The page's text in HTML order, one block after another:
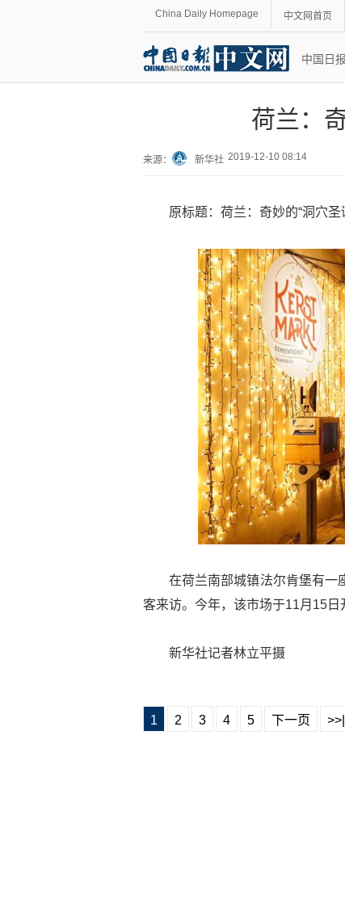
China Daily Homepage 中文网首页
中国日
荷兰：
来源： 新华社 2019-12-10 08:14
原标题：荷兰：奇妙的“洞穴圣
在荷兰南部城镇法尔肯堡有一
客来访。今年，该市场于11月15日
新华社记者林立平摄
1 2 3 4 5 下一页 >>|